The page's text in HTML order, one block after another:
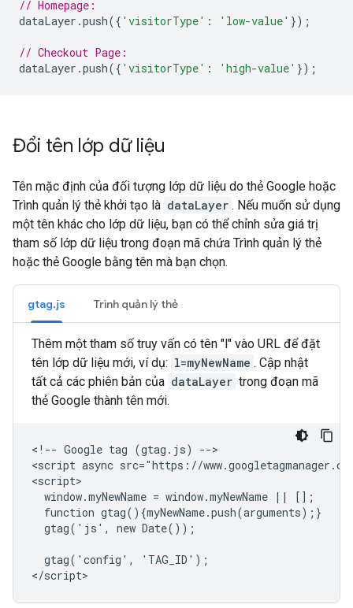
// Homepage:
dataLayer .push({ 'visitorType' : 'low-value' });
// Checkout Page:
dataLayer .push({ 'visitorType' : 'high-value' });
Đổi tên lớp dữ liệu
Tên mặc định của đối tượng lớp dữ liệu do thẻ Google hoặc
Trình quản lý thẻ khởi tạo là dataLayer . Nếu muốn sử dụng
một tên khác cho lớp dữ liệu, bạn có thể chỉnh sửa giá trị
tham số lớp dữ liệu trong đoạn mã chứa Trình quản lý thẻ
hoặc thẻ Google bằng tên mà bạn chọn.
gtag.js Trình quản lý thẻ
Thêm một tham số truy vấn có tên "l" vào URL để đặt
tên lớp dữ liệu mới, ví dụ: l=myNewName . Cập nhật
tất cả các phiên bản của dataLayer trong đoạn mã
thẻ Google thành tên mới.
<!-- Google tag (gtag.js) -->
<script async src="https://
<script>
  window.myNewName = window.myNewName || [];
  function gtag(){myNewName.push(arguments);}
  gtag('js', new Date());
  gtag('config', 'TAG_ID');